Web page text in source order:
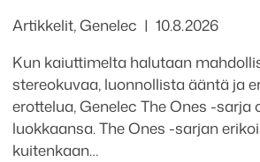
Kategoriat
Artikkelit,Genelec Julkaistu
10.8.2026
Kun kaiuttimelta halutaan
stereokuvaa, luonnollista ääntä ja
erottelua, Genelec The Ones -sarja
luokkaansa. The Ones -sarjan
kuitenkaan…